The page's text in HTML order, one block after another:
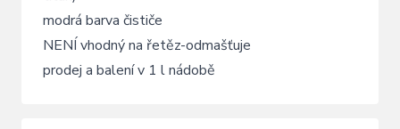
modrá barva čističe
NENÍ vhodný na řetěz-odmašťuje
prodej a balení v 1 l nádobě